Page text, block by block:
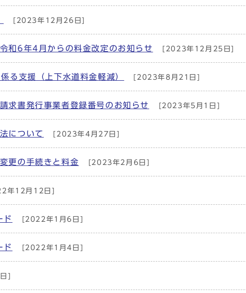
[2023年12月26日]
和6年4月からの料金改定のお知らせ [2023年12月25日]
る支援（上下水道料金軽減） [2023年8月21日]
求書発行事業者登録番号のお知らせ [2023年5月1日]
について [2023年4月27日]
更の手続きと料金 [2023年2月6日]
年12月12日]
ド [2022年1月6日]
ド [2022年1月4日]
]